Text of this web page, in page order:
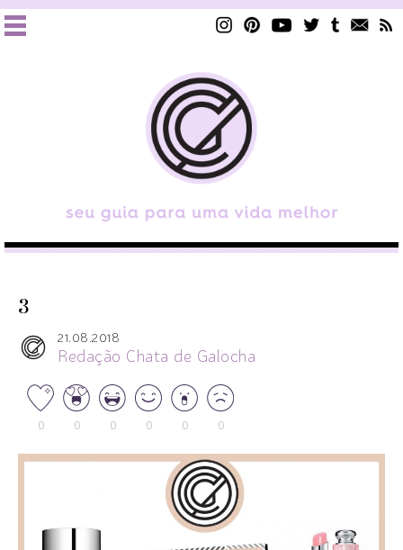
3
21.08.2018
Redação Chata de Galocha
0 0 0 0 0 0